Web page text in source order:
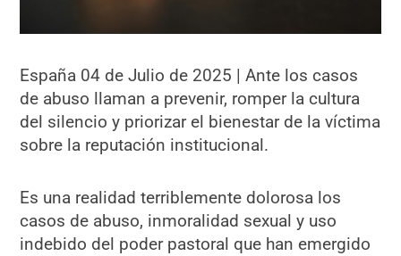
España 04 de Julio de 2025 | Ante los casos
de abuso llaman a prevenir, romper la cultura
del silencio y priorizar el bienestar de la víctima
sobre la reputación institucional.
Es una realidad terriblemente dolorosa los
casos de abuso, inmoralidad sexual y uso
indebido del poder pastoral que han emergido